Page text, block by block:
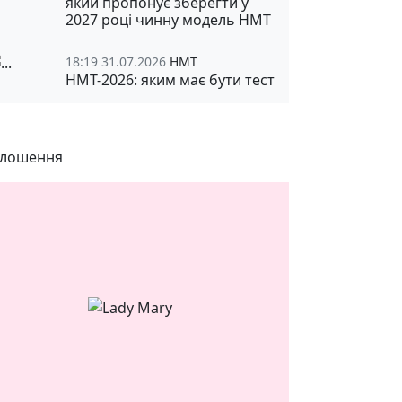
2027 році чинну модель НМТ
18:19 31.07.2026 НМТ
НМТ-2026: яким має бути тест